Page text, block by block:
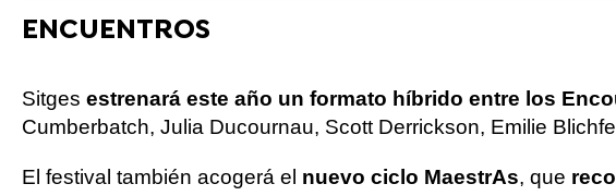
ENCUENTROS
Sitges estrenará este año un formato híbrido entre los
Cumberbatch, Julia Ducournau, Scott Derrickson, Emilie
El festival también acogerá el nuevo ciclo MaestrAs, que